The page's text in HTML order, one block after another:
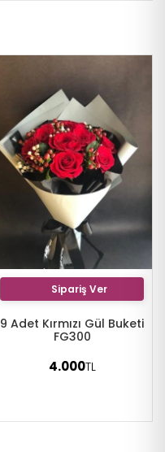
Sipariş Ver
9 Adet Kırmızı Gül Buketi
FG300
4.000TL